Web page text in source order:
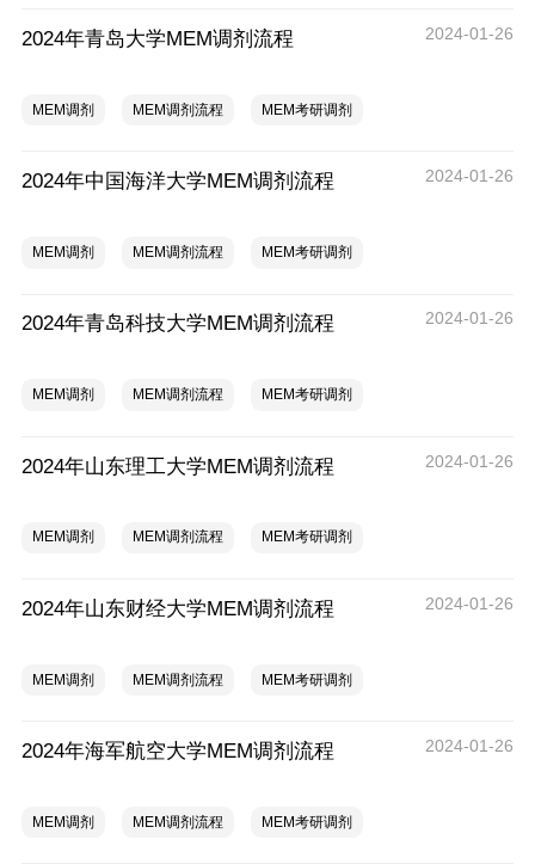
2024年青岛大学MEM调剂流程 2024-01-26
MEM调剂 MEM调剂流程 MEM考研调剂
2024年中国海洋大学MEM调剂流程 2024-01-26
MEM调剂 MEM调剂流程 MEM考研调剂
2024年青岛科技大学MEM调剂流程 2024-01-26
MEM调剂 MEM调剂流程 MEM考研调剂
2024年山东理工大学MEM调剂流程 2024-01-26
MEM调剂 MEM调剂流程 MEM考研调剂
2024年山东财经大学MEM调剂流程 2024-01-26
MEM调剂 MEM调剂流程 MEM考研调剂
2024年海军航空大学MEM调剂流程 2024-01-26
MEM调剂 MEM调剂流程 MEM考研调剂